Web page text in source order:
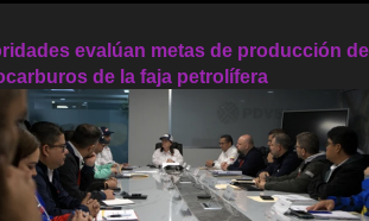
evalúan metas de producción de
de la faja petrolífera